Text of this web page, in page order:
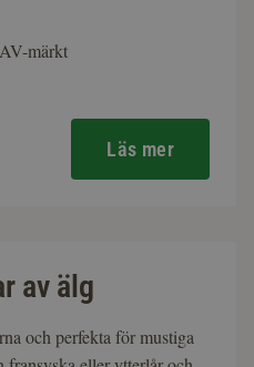
av älg
och perfekta för mustiga
märkt
Läs mer